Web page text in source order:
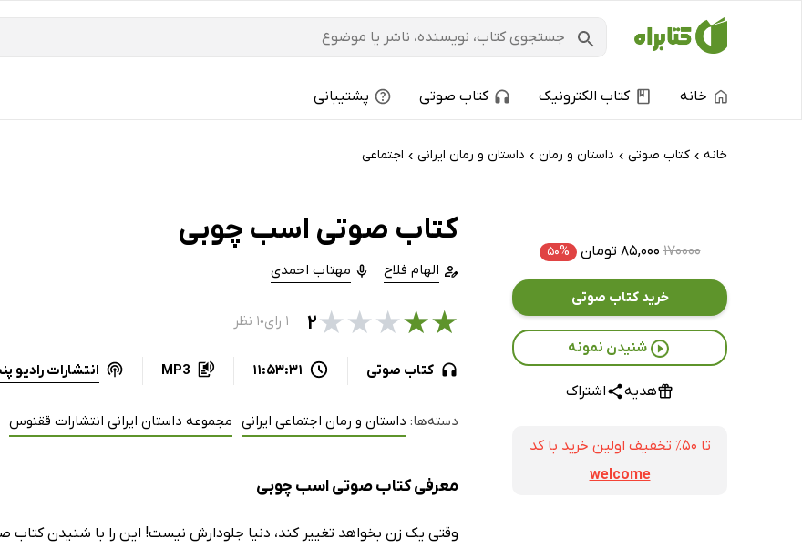
خانه کتاب الکترونیک کتاب صوتی پشتیبانی
خانه › کتاب‌ صوتی › داستان و رمان › داستان و رمان ایرانی › اجتماعی
۱۷۰۰۰۰ ۸۵,۰۰۰ تومان ۵۰%
خرید کتاب صوتی
شنیدن نمونه
هدیه اشتراک
تا ۵۰٪ تخفیف اولین خرید با کد
welcome
کتاب صوتی اسب چوبی
الهام فلاح مهتاب احمدی
★
★
★
★
★۲ ۱ رای ● ۱ نظر
کتاب صوتی 11:53:31
MP3 انتشارات رادیو
دسته‌ها: داستان و رمان اجتماعی ایرانی مجموعه داستان ایرانی انتشارات ققنوس
معرفی کتاب صوتی اسب چوبی
وقتی یک زن بخواهد تغییر کند، دنیا جلودارش نیست! این را با شنیدن کتاب